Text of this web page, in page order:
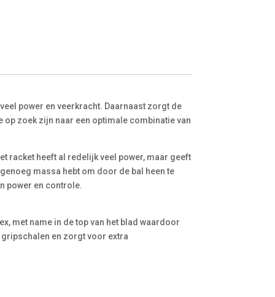
power en veerkracht. Daarnaast zorgt de
zoek zijn naar een optimale combinatie van
racket heeft al redelijk veel power, maar geeft
massa hebt om door de bal heen te
power en controle.
met name in de top van het blad waardoor
en zorgt voor extra